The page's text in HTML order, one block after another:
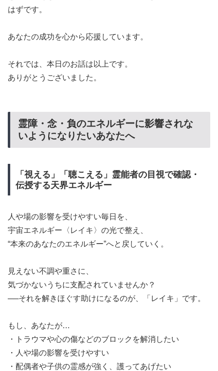
はずです。
​あなたの成功を心から応援しています。
​それでは、本日のお話は以上です。
​ありがとうございました。
​霊障・念・負のエネルギーに影響されな
いようになりたいあなたへ
「視える」「聴こえる」霊能者の目視で確認・
伝授する天界エネルギー
​人や場の影響を受けやすい毎日を、
​宇宙エネルギー〈レイキ〉の光で整え、
​“本来のあなたのエネルギー”へと戻していく。
​見えない不調や重さに、
​気づかないうちに支配されていませんか？
​──それを解きほぐす助けになるのが、「レイキ」です。
​もし、あなたが…
​・トラウマや心の傷などのブロックを解消したい
​・人や場の影響を受けやすい
​・配偶者や子供の霊感が強く、護ってあげたい